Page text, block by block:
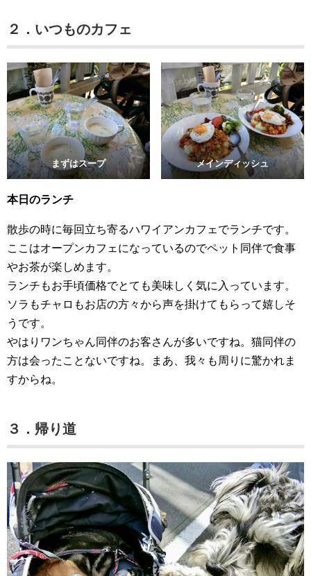
２．いつものカフェ
まずはスープ メインディッシュ
本日のランチ
散歩の時に毎回立ち寄るハワイアンカフェでランチです。
ここはオープンカフェになっているのでペット同伴で食事
やお茶が楽しめます。
ランチもお手頃価格でとても美味しく気に入っています。
ソラもチャロもお店の方々から声を掛けてもらって嬉しそ
うです。
やはりワンちゃん同伴のお客さんが多いですね。猫同伴の
方は会ったことないですね。まあ、我々も周りに驚かれま
すからね。
３．帰り道